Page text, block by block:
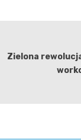
Zielona